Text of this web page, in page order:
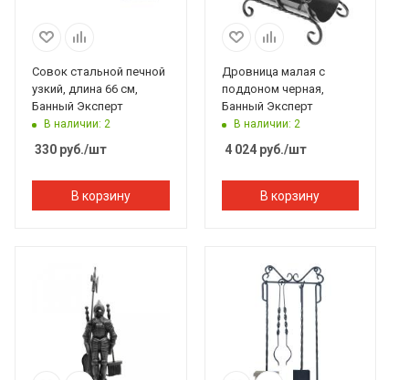
Совок стальной печной
узкий, длина 66 см,
Банный Эксперт
В наличии: 2
330 руб./шт
В корзину
Дровница малая с
поддоном черная,
Банный Эксперт
В наличии: 2
4 024руб./шт
В корзину